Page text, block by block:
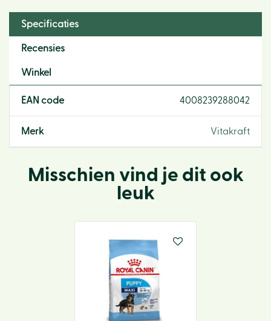
Specificaties
Recensies
Winkel
EAN code 4008239288042
Merk Vitakraft
Misschien vind je dit ook
leuk